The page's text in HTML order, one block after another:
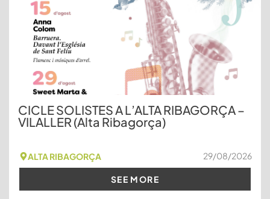
CICLE SOLISTES A L’ALTA RIBAGORÇA –
VILALLER (Alta Ribagorça)
ALTA RIBAGORÇA 29/08/2026
SEE MORE